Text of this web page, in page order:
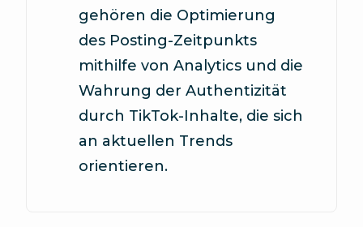
gehören die Optimierung
des Posting-Zeitpunkts
mithilfe von Analytics und die
Wahrung der Authentizität
durch TikTok-Inhalte, die sich
an aktuellen Trends
orientieren.